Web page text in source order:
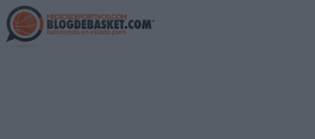
Skip
to
main